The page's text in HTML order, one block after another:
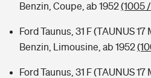
Benzin, Coupe, ab 1952(1005
Ford Taunus, 31 F (TAUNUS
Benzin, Limousine, ab 1952
Ford Taunus, 31 F (TAUNUS 17